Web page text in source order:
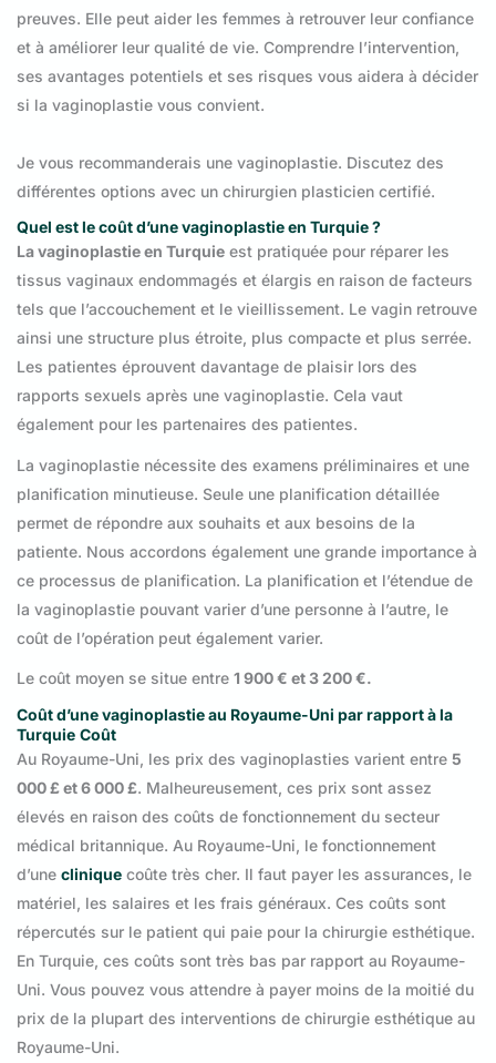
preuves. Elle peut aider les femmes à retrouver leur confiance
et à améliorer leur qualité de vie. Comprendre l’intervention,
ses avantages potentiels et ses risques vous aidera à décider
si la vaginoplastie vous convient.
Je vous recommanderais une vaginoplastie. Discutez des
différentes options avec un chirurgien plasticien certifié.
Quel est le coût d’une vaginoplastie en Turquie ?
La vaginoplastie en Turquie est pratiquée pour réparer les
tissus vaginaux endommagés et élargis en raison de facteurs
tels que l’accouchement et le vieillissement. Le vagin retrouve
ainsi une structure plus étroite, plus compacte et plus serrée.
Les patientes éprouvent davantage de plaisir lors des
rapports sexuels après une vaginoplastie. Cela vaut
également pour les partenaires des patientes.
La vaginoplastie nécessite des examens préliminaires et une
planification minutieuse. Seule une planification détaillée
permet de répondre aux souhaits et aux besoins de la
patiente. Nous accordons également une grande importance à
ce processus de planification. La planification et l’étendue de
la vaginoplastie pouvant varier d’une personne à l’autre, le
coût de l’opération peut également varier.
Le coût moyen se situe entre 1 900 € et 3 200 €.
Coût d’une vaginoplastie au Royaume-Uni par rapport à la
Turquie Coût
Au Royaume-Uni, les prix des vaginoplasties varient entre 5
000 £ et 6 000 £. Malheureusement, ces prix sont assez
élevés en raison des coûts de fonctionnement du secteur
médical britannique. Au Royaume-Uni, le fonctionnement
d’une clinique coûte très cher. Il faut payer les assurances, le
matériel, les salaires et les frais généraux. Ces coûts sont
répercutés sur le patient qui paie pour la chirurgie esthétique.
En Turquie, ces coûts sont très bas par rapport au Royaume-
Uni. Vous pouvez vous attendre à payer moins de la moitié du
prix de la plupart des interventions de chirurgie esthétique au
Royaume-Uni.